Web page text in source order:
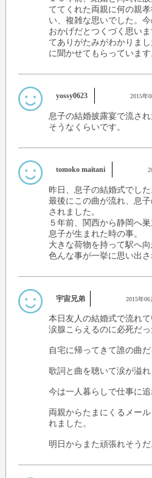
ててくれた両親に何の親
い、複雑な思いでした。
おかげだとつくづく思い
てありがたみがわかりま
に聞かせてもらっています
yossy0623 2015年
息子の結婚披露宴で流さ
そうなくらいです。
tomoko maitani
昨日、息子の結婚式でした
最後にこの曲が流れ、息
されました。
５年前、関西から静岡へ
息子が生まれた時の事。
大きな荷物を持って駅へ
色んな事が一挙に思い出
宇宙兄弟 2015年
本日友人の結婚式で流れて
涙腺こらえるのに必死だっ
自宅に帰ってきて誰の曲だ
歌詞と曲を聴いて涙が溢れ
今は一人暮らしで仕事に追
両親からたまにくるメー
れました。
明日からまた頑張れそうだ